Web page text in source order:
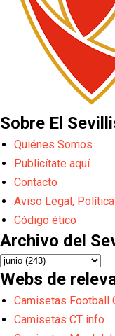
Sobre El
Quiénes Somos
Publicítate aquí
Contacto
Aviso Legal,
Código ético
Archivo del
Webs de
Camisetas Football
Camisetas CT info